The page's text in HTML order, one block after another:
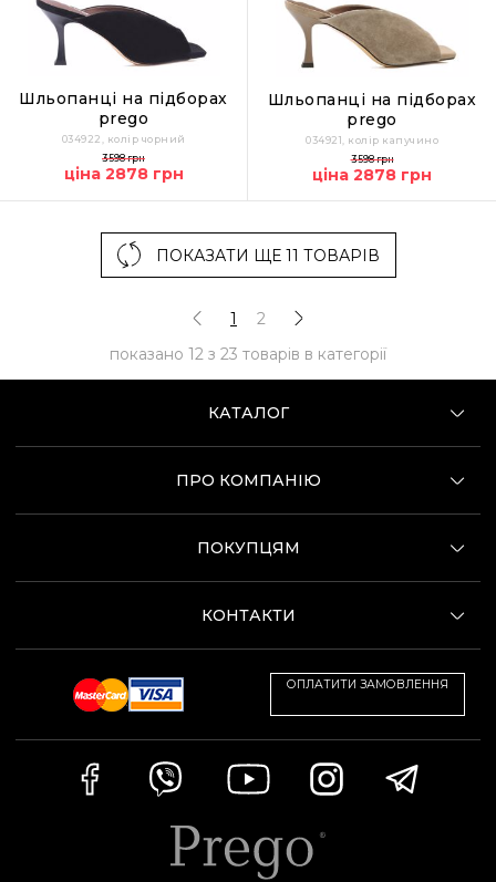
Шльопанці на підборах
prego
034922, колір чорний
3598 грн
ціна 2878 грн
Шльопанці на підборах
prego
034921, колір капучино
3598 грн
ціна 2878 грн
ПОКАЗАТИ ЩЕ 11 ТОВАРІВ
1
2
показано 12 з 23 товарів в категорії
КАТАЛОГ
ПРО КОМПАНІЮ
ПОКУПЦЯМ
КОНТАКТИ
ОПЛАТИТИ ЗАМОВЛЕННЯ